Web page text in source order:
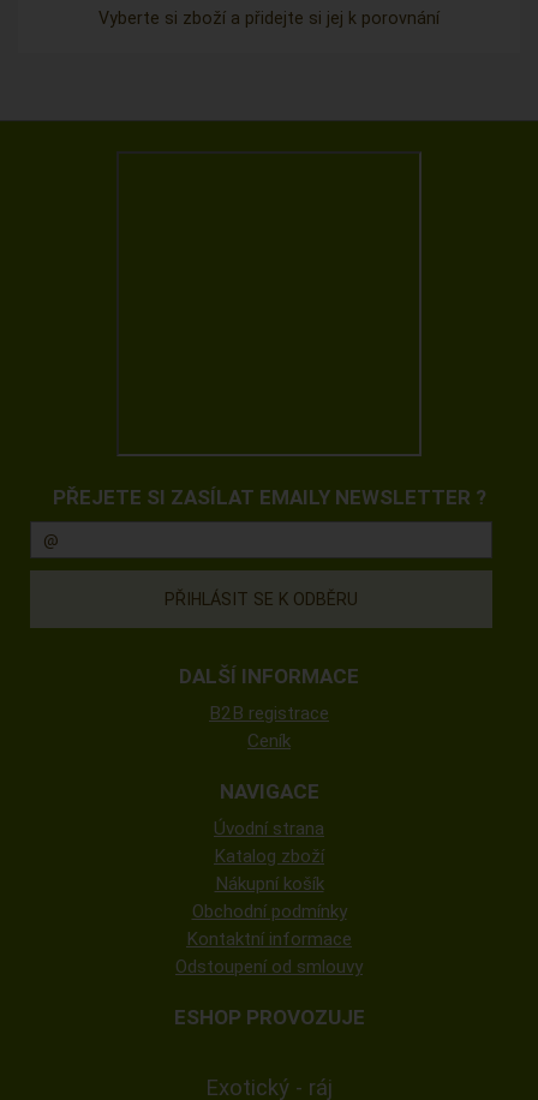
Vyberte si zboží a přidejte si jej k porovnání
PŘEJETE SI ZASÍLAT EMAILY NEWSLETTER ?
DALŠÍ INFORMACE
B2B registrace
Ceník
NAVIGACE
Úvodní strana
Katalog zboží
Nákupní košík
Obchodní podmínky
Kontaktní informace
Odstoupení od smlouvy
ESHOP PROVOZUJE
Exotický - ráj